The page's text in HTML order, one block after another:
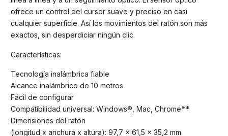
ofrece un control del cursor suave y preciso en casi
cualquier superficie. Así los movimientos del ratón son más
exactos, sin desperdiciar ningún clic.
Características:
Tecnología inalámbrica fiable
Alcance inalámbrico de 10 metros
Fácil de configurar
Compatibilidad universal: Windows®, Mac, Chrome™*
Dimensiones del ratón
(longitud x anchura x altura): 97,7 x 61,5 x 35,2 mm